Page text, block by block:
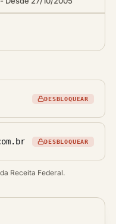
DESBLOQUEAR
DESBLOQUEAR
Receita Federal.